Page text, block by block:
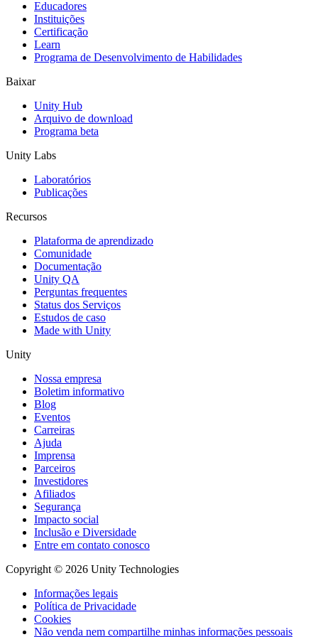
Jogos XR
Lance jogos XR em várias plataformas
Jogos com multijogador
Educadores
Instituições
Certificação
Learn
Programa de Desenvolvimento de Habilidades
Baixar
Unity Hub
Arquivo de download
Programa beta
Unity Labs
Laboratórios
Publicações
Recursos
Plataforma de aprendizado
Comunidade
Documentação
Unity QA
Perguntas frequentes
Status dos Serviços
Estudos de caso
Made with Unity
Unity
Nossa empresa
Boletim informativo
Blog
Eventos
Carreiras
Ajuda
Imprensa
Parceiros
Investidores
Afiliados
Segurança
Impacto social
Inclusão e Diversidade
Entre em contato conosco
Copyright © 2026 Unity Technologies
Informações legais
Política de Privacidade
Cookies
Não venda nem compartilhe minhas informações pessoais